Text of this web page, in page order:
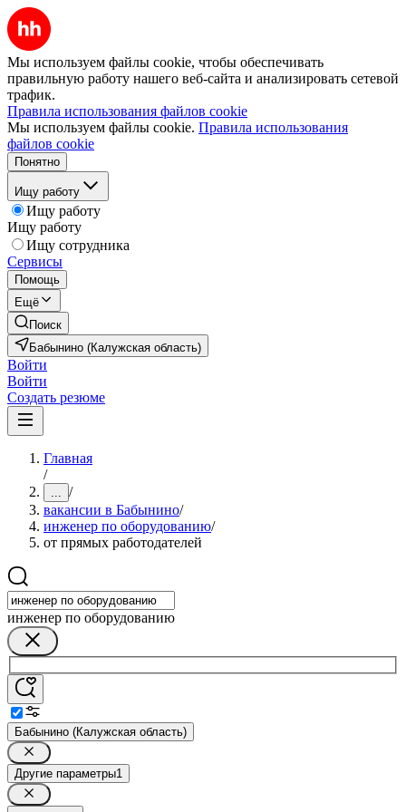
Мы используем файлы cookie, чтобы обеспечивать
правильную работу нашего веб-сайта и анализировать сетевой
трафик.
Правила использования файлов cookie
Мы используем файлы cookie. Правила использования
файлов cookie
Понятно
Ищу работу
Ищу работу
Ищу работу
Ищу сотрудника
Сервисы
Помощь
Ещё
Поиск
Бабынино (Калужская область)
Войти
Войти
Создать резюме
Главная
/
... /
вакансии в Бабынино/
инженер по оборудованию/
от прямых работодателей
инженер по оборудованию
Бабынино (Калужская область)
Другие параметры1